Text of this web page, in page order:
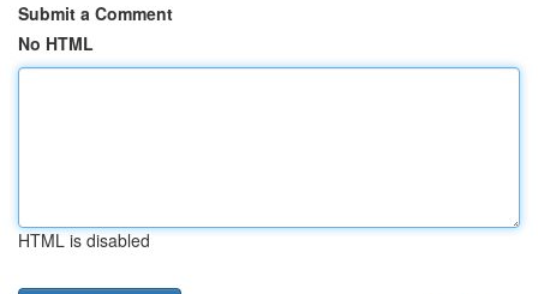
Submit a Comment
No HTML
HTML is disabled